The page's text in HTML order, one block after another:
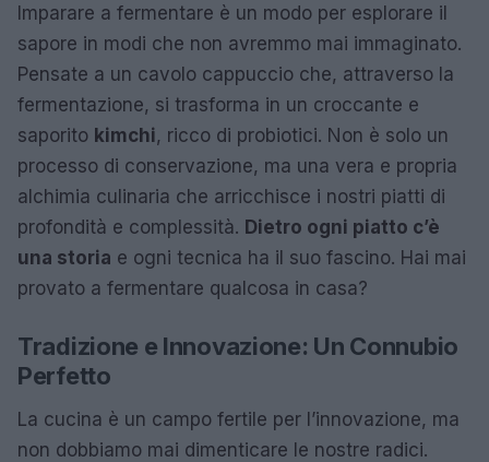
Imparare a fermentare è un modo per esplorare il
sapore in modi che non avremmo mai immaginato.
Pensate a un cavolo cappuccio che, attraverso la
fermentazione, si trasforma in un croccante e
saporito kimchi, ricco di probiotici. Non è solo un
processo di conservazione, ma una vera e propria
alchimia culinaria che arricchisce i nostri piatti di
profondità e complessità. Dietro ogni piatto c’è
una storia e ogni tecnica ha il suo fascino. Hai mai
provato a fermentare qualcosa in casa?
Tradizione e Innovazione: Un Connubio
Perfetto
La cucina è un campo fertile per l’innovazione, ma
non dobbiamo mai dimenticare le nostre radici.